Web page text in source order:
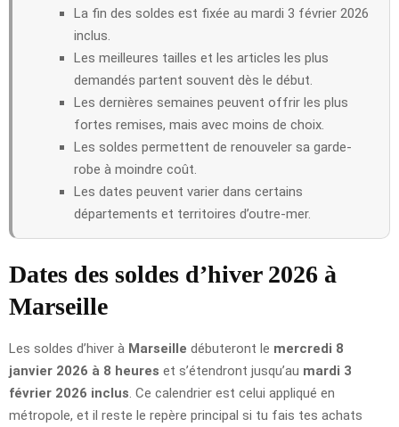
La fin des soldes est fixée au mardi 3 février 2026
inclus.
Les meilleures tailles et les articles les plus
demandés partent souvent dès le début.
Les dernières semaines peuvent offrir les plus
fortes remises, mais avec moins de choix.
Les soldes permettent de renouveler sa garde-
robe à moindre coût.
Les dates peuvent varier dans certains
départements et territoires d’outre-mer.
Dates des soldes d’hiver 2026 à
Marseille
Les soldes d’hiver à Marseille débuteront le mercredi 8
janvier 2026 à 8 heures et s’étendront jusqu’au mardi 3
février 2026 inclus . Ce calendrier est celui appliqué en
métropole, et il reste le repère principal si tu fais tes achats